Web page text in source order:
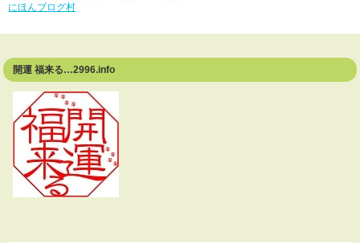
にほんブログ村
開運 福来る…2996.info